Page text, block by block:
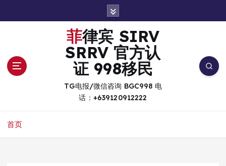
菲律宾 SIRV
SRRV 官方认
证 998移民
TG电报/微信咨询 BGC998 电
话：+639120912222
首页